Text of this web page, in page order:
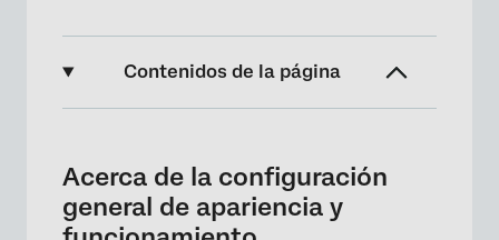
Contenidos de la página
Cambio del texto de los botones Siguiente y
Atrás
Acerca de la configuración
general de apariencia y